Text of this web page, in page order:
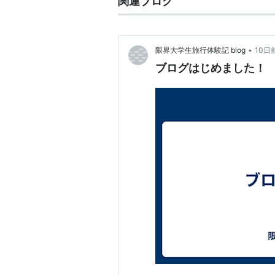
限界大学生旅行体験記 blog • 10日
ブログはじめました！